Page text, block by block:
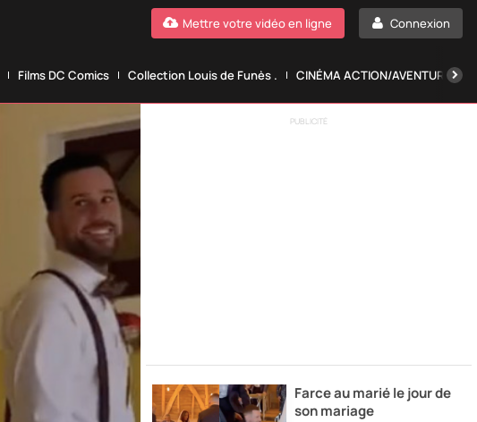
Connexion
Mettre votre vidéo en ligne
Films DC Comics Collection Louis de Funès . CINÉMA ACTION/AVENTURE.
PUBLICITÉ
Farce au marié le jour de
son mariage